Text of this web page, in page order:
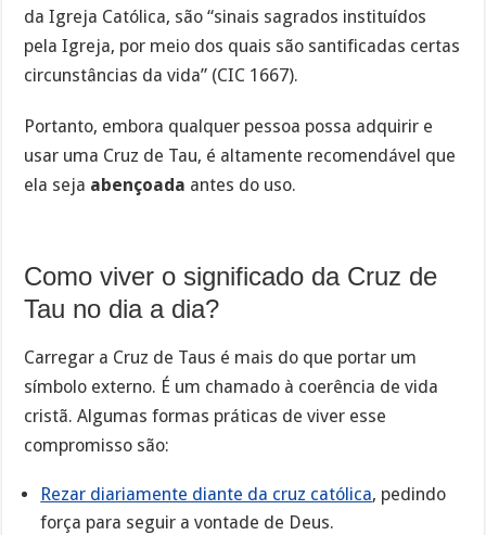
da Igreja Católica, são “sinais sagrados instituídos
pela Igreja, por meio dos quais são santificadas certas
circunstâncias da vida” (CIC 1667).
Portanto, embora qualquer pessoa possa adquirir e
usar uma Cruz de Tau, é altamente recomendável que
ela seja abençoada antes do uso.
Como viver o significado da Cruz de
Tau no dia a dia?
Carregar a Cruz de Taus é mais do que portar um
símbolo externo. É um chamado à coerência de vida
cristã. Algumas formas práticas de viver esse
compromisso são:
Rezar diariamente diante da cruz católica, pedindo
força para seguir a vontade de Deus.